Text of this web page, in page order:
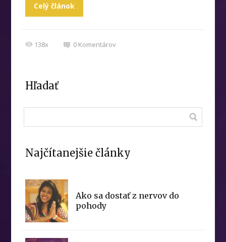
Celý článok
138x 0 Komentárov
Hľadať
Najčítanejšie články
Ako sa dostať z nervov do
pohody